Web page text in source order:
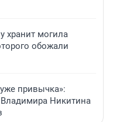
хранит могила
обожали
привычка»:
Никитина